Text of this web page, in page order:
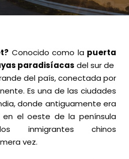
Conocido como la puerta
paradisíacas del sur de
del país, conectada por
Es una de las ciudades
donde antiguamente era
el oeste de la península
inmigrantes chinos
vez.